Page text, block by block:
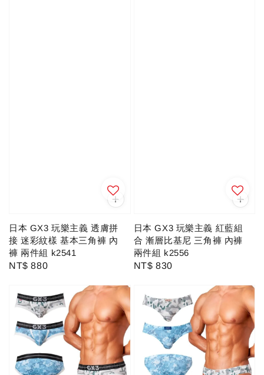
日本 GX3 玩樂主義 透膚拼
接 迷彩紋樣 基本三角褲 內
褲 兩件組 k2541
Regular
NT$ 880
日本 GX3 玩樂主義 紅藍組
合 漸層比基尼 三角褲 內褲
兩件組 k2556
Regular
NT$ 830